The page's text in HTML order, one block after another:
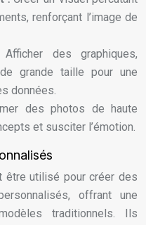
renforçant l’image de
:Afficher des graphiques,
grande taille pour une
données.
des photos de haute
et susciter l’émotion.
être utilisé pour créer des
offrant une
traditionnels. Ils